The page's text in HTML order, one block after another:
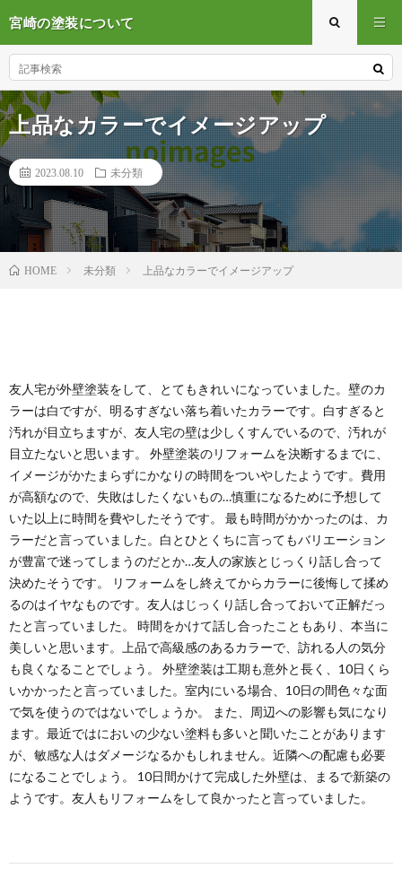
宮崎の塗装について
上品なカラーでイメージアップ
2023.08.10 未分類
HOME 未分類 上品なカラーでイメージアップ
友人宅が外壁塗装をして、とてもきれいになっていました。壁のカ
ラーは白ですが、明るすぎない落ち着いたカラーです。白すぎると
汚れが目立ちますが、友人宅の壁は少しくすんでいるので、汚れが
目立たないと思います。 外壁塗装のリフォームを決断するまでに、
イメージがかたまらずにかなりの時間をついやしたようです。費用
が高額なので、失敗はしたくないもの…慎重になるために予想して
いた以上に時間を費やしたそうです。 最も時間がかかったのは、カ
ラーだと言っていました。白とひとくちに言ってもバリエーション
が豊富で迷ってしまうのだとか…友人の家族とじっくり話し合って
決めたそうです。 リフォームをし終えてからカラーに後悔して揉め
るのはイヤなものです。友人はじっくり話し合っておいて正解だっ
たと言っていました。 時間をかけて話し合ったこともあり、本当に
美しいと思います。上品で高級感のあるカラーで、訪れる人の気分
も良くなることでしょう。 外壁塗装は工期も意外と長く、10日くら
いかかったと言っていました。室内にいる場合、10日の間色々な面
で気を使うのではないでしょうか。 また、周辺への影響も気になり
ます。最近ではにおいの少ない塗料も多いと聞いたことがあります
が、敏感な人はダメージなるかもしれません。近隣への配慮も必要
になることでしょう。 10日間かけて完成した外壁は、まるで新築の
ようです。友人もリフォームをして良かったと言っていました。